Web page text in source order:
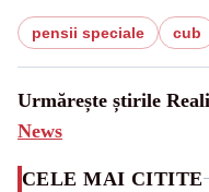
pensii speciale cub
Urmărește știrile
News
CELE MAI CITITE